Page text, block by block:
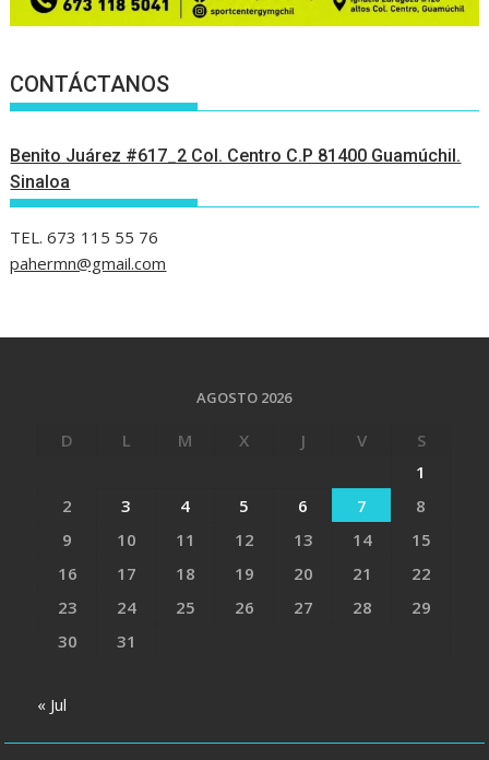
CONTÁCTANOS
Benito Juárez #617_2 Col. Centro C.P 81400 Guamúchil.
Sinaloa
TEL. 673 115 55 76
pahermn@gmail.com
AGOSTO 2026
D L M X J V
S
1
2
3 4 5 6 7
8
9
10 11 12 13 14
15
16
17 18 19 20 21
22
23
24 25 26 27 28
29
30
31
« Jul